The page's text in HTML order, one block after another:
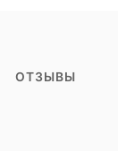
ОТЗЫВЫ